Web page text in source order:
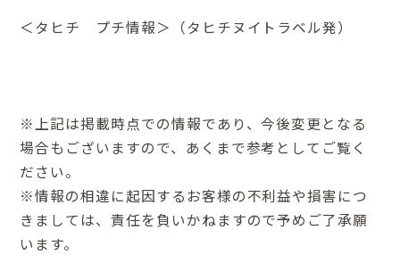
＜タヒチ プチ情報＞（タヒチヌイトラベル発）
※上記は掲載時点での情報であり、今後変更となる
場合もございますので、あくまで参考としてご覧く
ださい。
※情報の相違に起因するお客様の不利益や損害につ
きましては、責任を負いかねますので予めご了承願
います。